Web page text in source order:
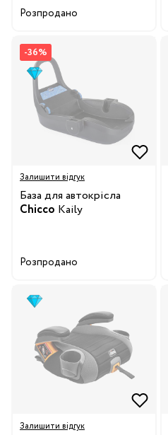
Розпродано
-36%
Залишити відгук
База для автокрісла
Chicco Kaily
Розпродано
Залишити відгук